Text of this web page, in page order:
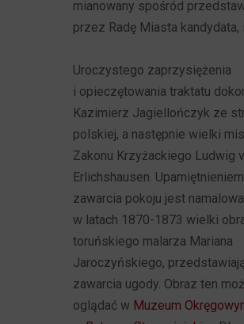
mianowany spośród
przez Radę Miasta kandydata,
Uroczystego zaprzysiężenia
i opieczętowania traktatu
Kazimierz Jagiellończyk ze
polskiej, a następnie wielki
Zakonu Krzyżackiego Ludwig
Erlichshausen. Upamiętnieniem
zawarcia pokoju jest
w latach 1870-1873 wielki
toruńskiego malarza Mariana
Jaroczyńskiego,
zawarcia ugody. Obraz ten
oglądać w Muzeum